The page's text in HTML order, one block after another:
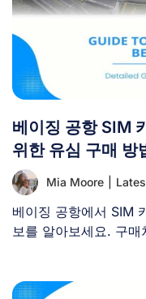
베이징 공항 SIM
위한 유심 구매 방
Mia Moore
베이징 공항에서 SIM
보를 알아보세요. 구